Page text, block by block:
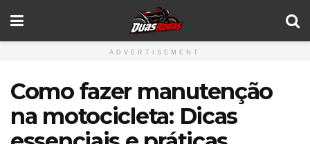
ADVERTISEMENT
Como fazer manutenção
na motocicleta: Dicas